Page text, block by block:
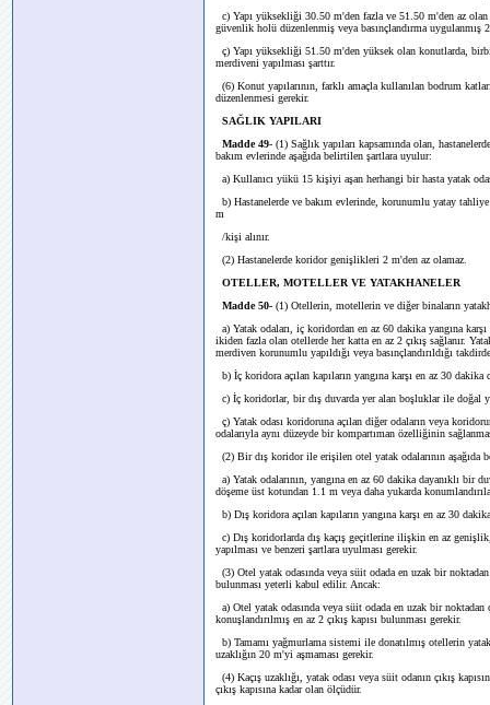
c) Yapı yüksekliği 30.50 m'den fazla ve 51.50 m'den az
güvenlik holü düzenlenmiş veya basınçlandırma uygulanmış
ç) Yapı yüksekliği 51.50 m'den yüksek olan konutlarda,
merdiveni yapılması şarttır.
(6) Konut yapılarının, farklı amaçla kullanılan bodrum
düzenlenmesi gerekir.
SAĞLIK YAPILARI
Madde 49- (1) Sağlık yapıları kapsamında olan,
bakım evlerinde aşağıda belirtilen şartlara uyulur:
a) Kullanıcı yükü 15 kişiyi aşan herhangi bir hasta yatak
b) Hastanelerde ve bakım evlerinde, korunumlu yatay
m
/kişi alınır.
(2) Hastanelerde koridor genişlikleri 2 m'den az olamaz.
OTELLER, MOTELLER VE YATAKHANELER
Madde 50- (1) Otellerin, motellerin ve diğer binaların
a) Yatak odaları, iç koridordan en az 60 dakika yangına
ikiden fazla olan otellerde her katta en az 2 çıkış sağlanır.
merdiven korunumlu yapıldığı veya basınçlandırıldığı
b) İç koridora açılan kapıların yangına karşı en az 30
c) İç koridorlar, bir dış duvarda yer alan boşluklar ile doğal
ç) Yatak odası koridoruna açılan diğer odaların veya
odalarıyla aynı düzeyde bir kompartıman özelliğinin
(2) Bir dış koridor ile erişilen otel yatak odalarının aşağıda
a) Yatak odalarının, yangına en az 60 dakika dayanıklı bir
döşeme üst kotundan 1.1 m veya daha yukarda
b) Dış koridora açılan kapıların yangına karşı en az 30
c) Dış koridorlarda dış kaçış geçitlerine ilişkin en az
yapılması ve benzeri şartlara uyulması gerekir.
(3) Otel yatak odasında veya süit odada en uzak bir noktadan
bulunması yeterli kabul edilir. Ancak:
a) Otel yatak odasında veya süit odada en uzak bir noktadan
konuşlandırılmış en az 2 çıkış kapısı bulunması gerekir.
b) Tamamı yağmurlama sistemi ile donatılmış otellerin
uzaklığın 20 m'yi aşmaması gerekir.
(4) Kaçış uzaklığı, yatak odası veya süit odanın çıkış
çıkış kapısına kadar olan ölçüdür.